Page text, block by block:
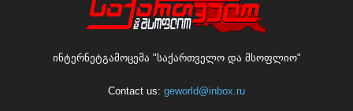
ინტერნეტგამოცემა "საქართველო და მსოფლიო"
Contact us: geworld@inbox.ru